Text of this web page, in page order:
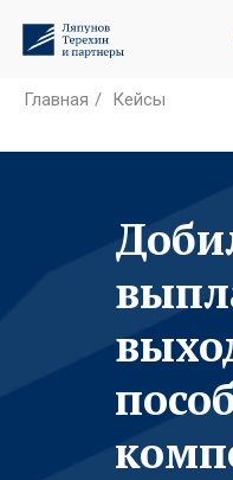
Главная / Кейсы